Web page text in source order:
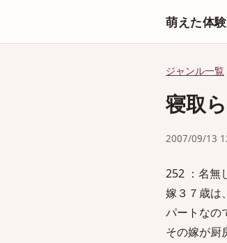
萌えた体
ジャンル一覧
寝取
2007/09/13
252 ：名無
嫁３７歳は
パートなの
その嫁が厨